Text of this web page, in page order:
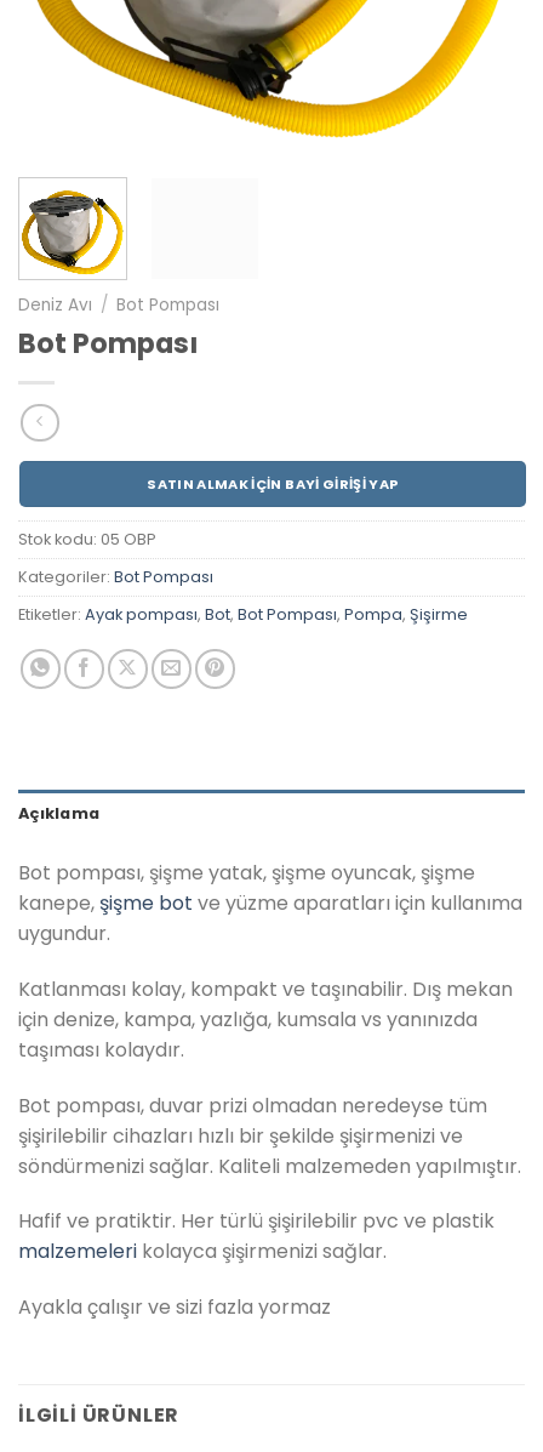
Deniz Avı / Bot Pompası
Bot Pompası
SATIN ALMAK İÇIN BAYI GIRIŞI YAP
Stok kodu: 05 OBP
Kategoriler: Bot Pompası
Etiketler: Ayak pompası, Bot, Bot Pompası, Pompa, Şişirme
Açıklama
Bot pompası, şişme yatak, şişme oyuncak, şişme
kanepe, şişme bot ve yüzme aparatları için kullanıma
uygundur.
Katlanması kolay, kompakt ve taşınabilir. Dış mekan
için denize, kampa, yazlığa, kumsala vs yanınızda
taşıması kolaydır.
Bot pompası, duvar prizi olmadan neredeyse tüm
şişirilebilir cihazları hızlı bir şekilde şişirmenizi ve
söndürmenizi sağlar. Kaliteli malzemeden yapılmıştır.
Hafif ve pratiktir. Her türlü şişirilebilir pvc ve plastik
malzemeleri kolayca şişirmenizi sağlar.
Ayakla çalışır ve sizi fazla yormaz
İLGILI ÜRÜNLER